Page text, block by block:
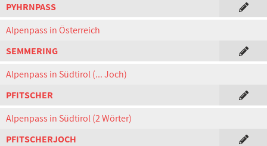
PYHRNPASS
Alpenpass in Österreich
SEMMERING
Alpenpass in Südtirol (... Joch)
PFITSCHER
Alpenpass in Südtirol (2 Wörter)
PFITSCHERJOCH